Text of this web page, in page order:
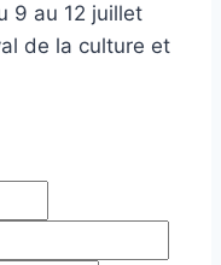
9 au 12 juillet
de la culture et